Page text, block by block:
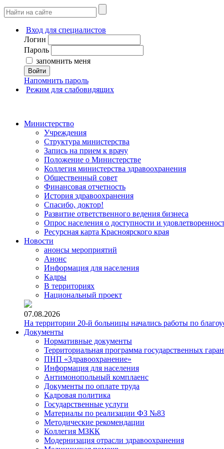
Вход для специалистов
Логин
Пароль
запомнить меня
Войти
Напомнить пароль
Режим для слабовидящих
Министерство
Учреждения
Структура министерства
Запись на прием к врачу
Положение о Министерстве
Коллегия министерства здравоохранения
Общественный совет
Финансовая отчетность
История здравоохранения
Спасибо, доктор!
Развитие ответственного ведения бизнеса
Опрос населения о доступности и
Ресурсная карта Красноярского края
Новости
анонсы мероприятий
Анонс
Информация для населения
Кадры
В территориях
Национальный проект
07.08.2026
На территории 20-й больницы начались работы по
Документы
Нормативные документы
Территориальная программа государственных
ПНП «Здравоохранение»
Информация для населения
Антимонопольный комплаенс
Документы по оплате труда
Кадровая политика
Государственные услуги
Материалы по реализации ФЗ №83
Методические рекомендации
Коллегия МЗКК
Модернизация отрасли здравоохранения